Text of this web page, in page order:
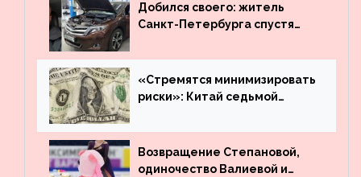
Добился своего: житель
Санкт-Петербурга спустя
угнанную в Казахстан
машину
«Стремятся минимизировать
риски»: Китай седьмой
деньги из американского
госдолга
Возвращение Степановой,
одиночество Валиевой и